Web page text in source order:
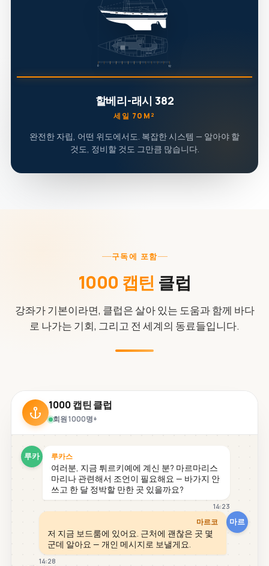
할베리-래시 382
세일 70M²
완전한 자립, 어떤 위도에서도. 복잡한 시스템 — 알아야 할
것도, 정비할 것도 그만큼 많습니다.
구독에 포함
1000 캡틴 클럽
강좌가 기본이라면, 클럽은 살아 있는 도움과 함께 바다
로 나가는 기회, 그리고 전 세계의 동료들입니다.
1000 캡틴 클럽
회원 1000명+
루카 루카스
여러분, 지금 튀르키예에 계신 분? 마르마리스
마리나 관련해서 조언이 필요해요 — 바가지 안
쓰고 한 달 정박할 만한 곳 있을까요?
14:23
마르
마르코
저 지금 보드룸에 있어요. 근처에 괜찮은 곳 몇
군데 알아요 — 개인 메시지로 보낼게요.
14:28